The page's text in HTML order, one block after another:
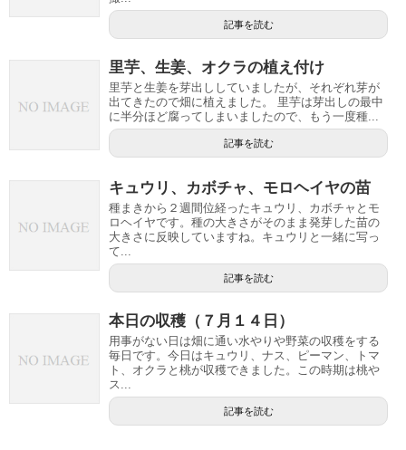
記事を読む
里芋、生姜、オクラの植え付け
里芋と生姜を芽出ししていましたが、それぞれ芽が
出てきたので畑に植えました。 里芋は芽出しの最中
に半分ほど腐ってしまいましたので、もう一度種...
記事を読む
キュウリ、カボチャ、モロヘイヤの苗
種まきから２週間位経ったキュウリ、カボチャとモ
ロヘイヤです。種の大きさがそのまま発芽した苗の
大きさに反映していますね。キュウリと一緒に写っ
て...
記事を読む
本日の収穫（７月１４日）
用事がない日は畑に通い水やりや野菜の収穫をする
毎日です。今日はキュウリ、ナス、ピーマン、トマ
ト、オクラと桃が収穫できました。この時期は桃や
ス...
記事を読む